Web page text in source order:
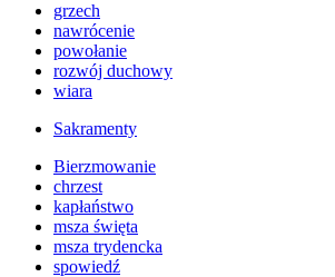
grzech
nawrócenie
powołanie
rozwój duchowy
wiara
Sakramenty
Bierzmowanie
chrzest
kapłaństwo
msza święta
msza trydencka
spowiedź